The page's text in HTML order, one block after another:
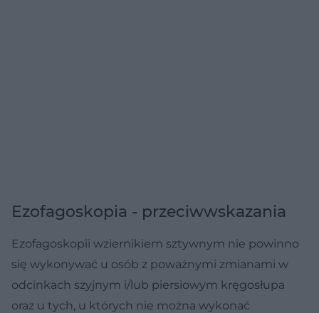
Ezofagoskopia - przeciwwskazania
Ezofagoskopii wziernikiem sztywnym nie powinno
się wykonywać u osób z poważnymi zmianami w
odcinkach szyjnym i/lub piersiowym kręgosłupa
oraz u tych, u których nie można wykonać